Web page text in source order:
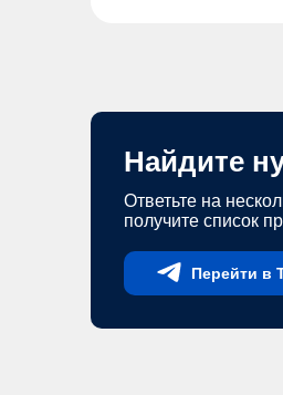
Найдите
Ответьте на
получите список
Перейти в